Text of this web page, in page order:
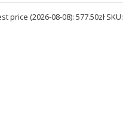
price (2026-08-08): 577.50zł SKU: